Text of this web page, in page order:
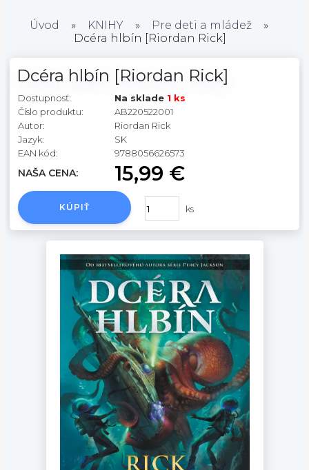
Úvod » KNIHY » Pre deti a mládež
»
Dcéra hlbín [Riordan Rick]
Dcéra hlbín [Riordan Rick]
Dostupnosť: Na sklade 1 ks
Číslo produktu:
AB220522001
Autor:
Riordan Rick
Jazyk:
SK
EAN kód:
9788056626573
NAŠA CENA: 15,99 €
ks
KÚPIŤ